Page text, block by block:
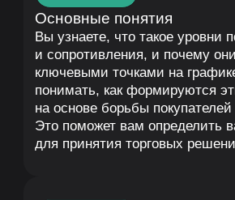
знания работают в динамике.
Блок 5
Практическое задание
Вы выполните задание по построению
уровней поддержки и сопротивления
на реальных графиках и найдете
потенциальные точки входа. Практика